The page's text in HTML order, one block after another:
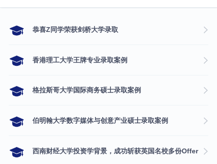
​恭喜Z同学荣获剑桥大学录取
香港理工大学王牌专业录取案例
格拉斯哥大学国际商务硕士录取案例
伯明翰大学数字媒体与创意产业硕士录取案例
西南财经大学投资学背景，成功斩获英国名校多份Offer